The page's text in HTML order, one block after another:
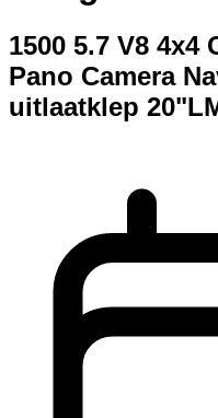
1500 5.7 V8 4x4
Pano Camera
uitlaatklep